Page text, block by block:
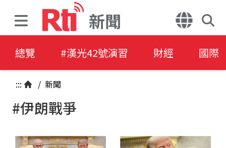
新聞
總覽 #漢光42號演習 財經 國際
::: / 新聞
#伊朗戰爭